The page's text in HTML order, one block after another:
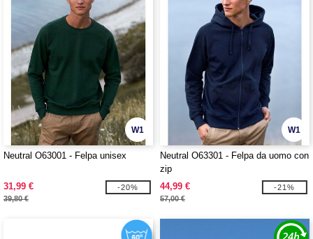
W1
Neutral O63001 - Felpa unisex
31,99 €
39,80 €
-20%
W1
Neutral O63301 - Felpa da uomo con
zip
44,99 €
57,00 €
-21%